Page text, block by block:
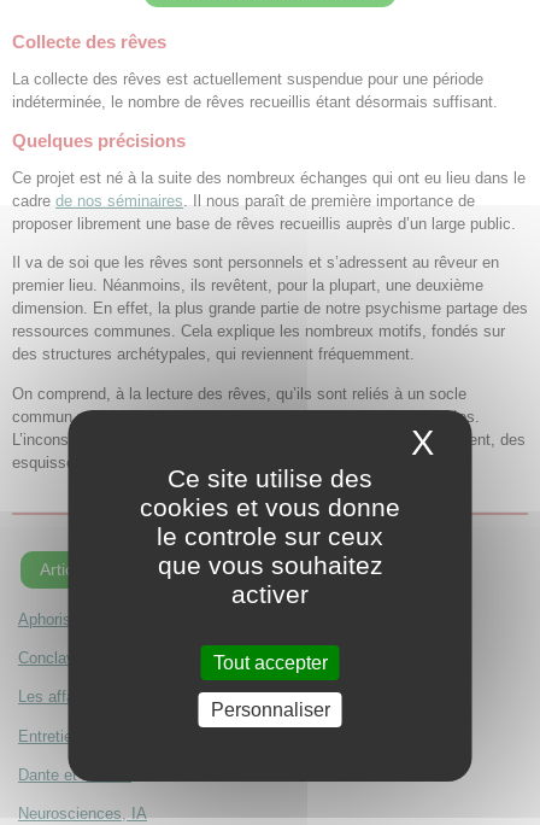
Collecte des rêves
La collecte des rêves est actuellement suspendue pour une période
indéterminée, le nombre de rêves recueillis étant désormais suffisant.
Quelques précisions
Ce projet est né à la suite des nombreux échanges qui ont eu lieu dans le
cadre de nos séminaires. Il nous paraît de première importance de
proposer librement une base de rêves recueillis auprès d’un large public.
Il va de soi que les rêves sont personnels et s’adressent au rêveur en
premier lieu. Néanmoins, ils revêtent, pour la plupart, une deuxième
dimension. En effet, la plus grande partie de notre psychisme partage des
ressources communes. Cela explique les nombreux motifs, fondés sur
des structures archétypales, qui reviennent fréquemment.
On comprend, à la lecture des rêves, qu’ils sont reliés à un socle
commun et que nos préoccupations sont très largement partagées.
L’inconscient expose différentes situations et fournit, le plus souvent, des
esquisses de solution.
Articles récents
Aphorismes de Robert Blacher
Conclave, ou l'épreuve du centre
Les affamés du pouvoir
Entretien avec Nathan Fraikin
Dante et l'amour
Neurosciences, IA
Ce site utilise des
cookies et vous donne
le controle sur ceux
que vous souhaitez
activer
Tout accepter
Personnaliser
X